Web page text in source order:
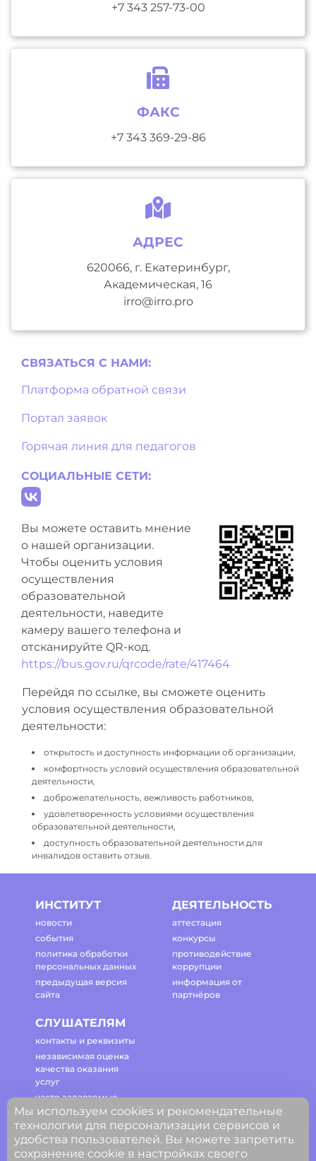
+7 343 257-73-00
ФАКС
+7 343 369-29-86
АДРЕС
620066, г. Екатеринбург,
Академическая, 16
irro@irro.pro
СВЯЗАТЬСЯ С НAМИ:
Платформа обратной связи
Портал заявок
Горячая линия для педагогов
СОЦИАЛЬНЫЕ СЕТИ:
Вы можете оставить мнение
о нашей организации.
Чтобы оценить условия
осуществления
образовательной
деятельности, наведите
камеру вашего телефона и
отсканируйте QR-код.
https://bus.gov.ru/qrcode/rate/417464
Перейдя по ссылке, вы сможете оценить
условия осуществления образовательной
деятельности:
открытость и доступность информации об организации,
комфортность условий осуществления образовательной
деятельности,
доброжелательность, вежливость работников,
удовлетворенность условиями осуществления
образовательной деятельности,
доступность образовательной деятельности для
инвалидов оставить отзыв.
ИНСТИТУТ
новости
события
политика обработки
персональных данных
предыдущая версия
сайта
ДЕЯТЕЛЬНОСТЬ
аттестация
конкурсы
противодействие
коррупции
информация от
партнёров
СЛУШАТЕЛЯМ
контакты и реквизиты
независимая оценка
качества оказания
услуг
часто задаваемые
вопросы
регламент работы
сайта
Мы используем cookies и рекомендательные
технологии для персонализации сервисов и
удобства пользователей. Вы можете запретить
сохранение cookie в настройках своего